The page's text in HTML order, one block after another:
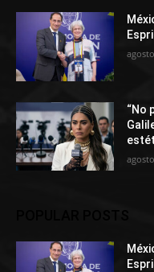
“No